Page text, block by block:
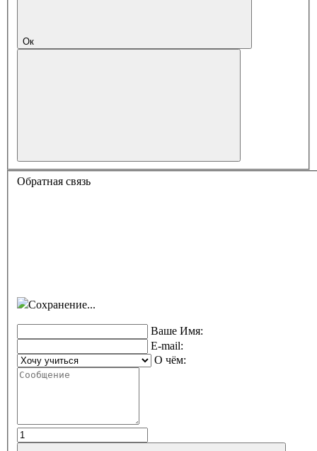
Ок
Обратная связь
Сохранение...
Ваше Имя:
E-mail:
О чём: